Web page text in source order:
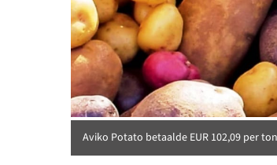
Aviko Potato betaalde EUR 102,09 per